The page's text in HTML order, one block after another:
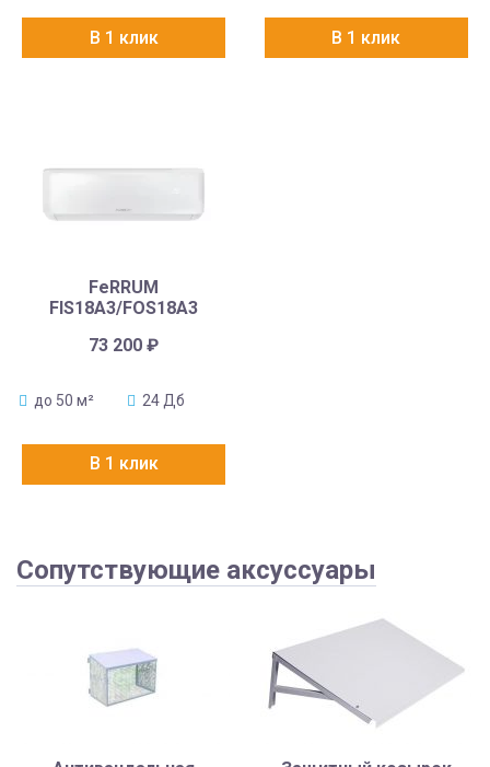
В 1 клик В 1 клик
FeRRUM
FIS18A3/FOS18A3
73 200₽
до 50 м² 24 Дб
В 1 клик
Сопутствующие аксуссуары